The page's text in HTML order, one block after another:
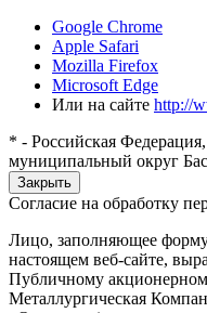
Google Chrome
Apple Safari
Mozilla Firefox
Microsoft Edge
Или на сайте http://
* - Российская
муниципальный округ
Закрыть
Согласие на обработку
Лицо, заполняющее
настоящем веб-сайте,
Публичному
Металлургическая